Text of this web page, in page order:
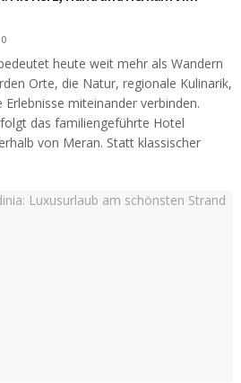
0
heute weit mehr als Wandern
Orte, die Natur, regionale Kulinarik,
miteinander verbinden.
das familiengeführte Hotel
von Meran. Statt klassischer